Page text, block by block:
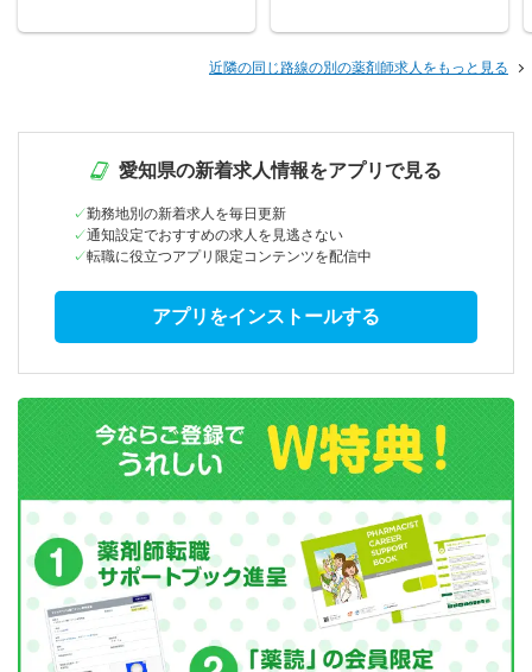
近隣の同じ路線の別の薬剤師求人をもっと見る
愛知県の新着求人情報をアプリで見る
勤務地別の新着求人を毎日更新
通知設定でおすすめの求人を見逃さない
転職に役立つアプリ限定コンテンツを配信中
アプリをインストールする